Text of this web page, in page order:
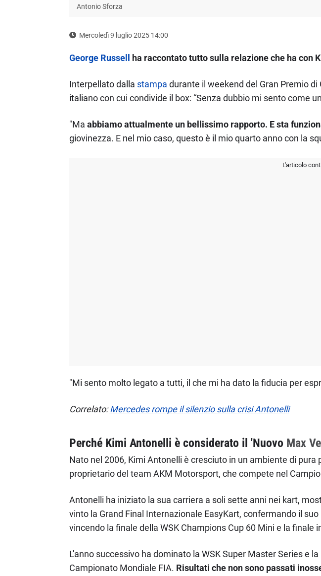
Antonio Sforza
Mercoledì 9 luglio 2025 14:00
George Russell ha raccontato tutto sulla relazione che ha con
Interpellato dalla stampa durante il weekend del Gran Premio
italiano con cui condivide il box: “Senza dubbio mi sento come
"Ma abbiamo attualmente un bellissimo rapporto. E sta
giovinezza. E nel mio caso, questo è il mio quarto anno con la
L'articolo
"Mi sento molto legato a tutti, il che mi ha dato la fiducia per
Correlato:Mercedes rompe il silenzio sulla crisi Antonelli
Perché Kimi Antonelli è considerato il 'Nuovo Max
Nato nel 2006, Kimi Antonelli è cresciuto in un ambiente di
proprietario del team AKM Motorsport, che compete nel
Antonelli ha iniziato la sua carriera a soli sette anni nei kart,
vinto la Grand Final Internazionale EasyKart, confermando il
vincendo la finale della WSK Champions Cup 60 Mini e la finale
L'anno successivo ha dominato la WSK Super Master Series e
Campionato Mondiale FIA. Risultati che non sono passati